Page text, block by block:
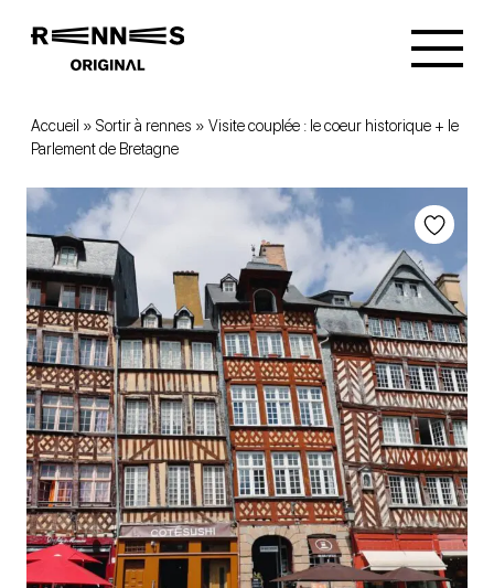
Accueil » Sortir à rennes » Visite couplée : le coeur historique + le
Parlement de Bretagne